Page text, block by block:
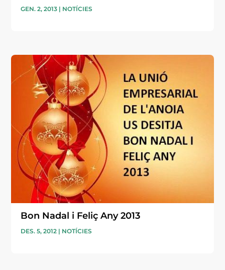
GEN. 2, 2013 | NOTÍCIES
Bon Nadal i Feliç Any 2013
DES. 5, 2012 | NOTÍCIES